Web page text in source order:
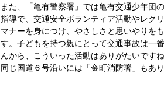
また、「亀有警察署」では亀有交通少年団
指導で、交通安全ボランティア活動やレク
マナーを身につけ、やさしさと思いやりを
す。子どもを持つ親にとって交通事故は一
んから、こういった活動はありがたいですね
同じ国道６号沿いには「金町消防署」もあり